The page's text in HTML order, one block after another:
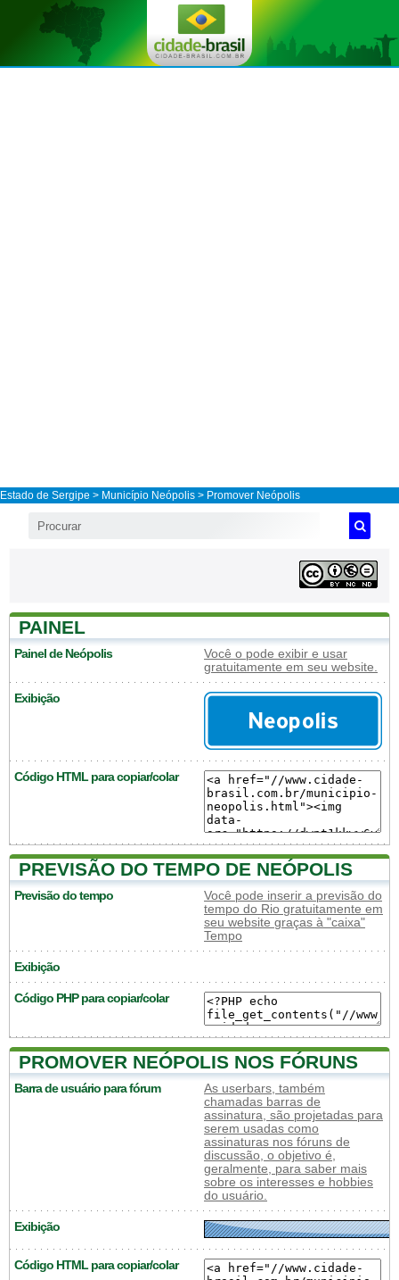
Estado de Sergipe > Município Neópolis > Promover Neópolis
PAINEL
Painel de Neópolis
Você o pode exibir e usar
gratuitamente em seu website.
Exibição
Código HTML para copiar/colar
PREVISÃO DO TEMPO DE NEÓPOLIS
Previsão do tempo
Você pode inserir a previsão do
tempo do Rio gratuitamente em
seu website graças à "caixa"
Tempo
Exibição
Código PHP para copiar/colar
PROMOVER NEÓPOLIS NOS FÓRUNS
Barra de usuário para fórum
As userbars, também
chamadas barras de
assinatura, são projetadas para
serem usadas como
assinaturas nos fóruns de
discussão, o objetivo é,
geralmente, para saber mais
sobre os interesses e hobbies
do usuário.
Exibição
Código HTML para copiar/colar